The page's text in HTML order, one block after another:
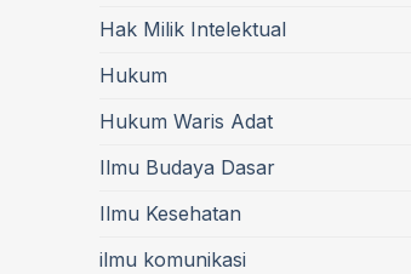
Hak Milik Intelektual
Hukum
Hukum Waris Adat
Ilmu Budaya Dasar
Ilmu Kesehatan
ilmu komunikasi